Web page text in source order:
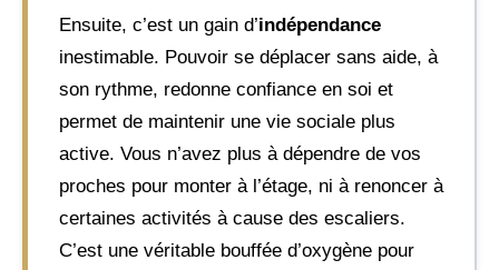
Ensuite, c’est un gain d’indépendance
inestimable. Pouvoir se déplacer sans aide, à
son rythme, redonne confiance en soi et
permet de maintenir une vie sociale plus
active. Vous n’avez plus à dépendre de vos
proches pour monter à l’étage, ni à renoncer à
certaines activités à cause des escaliers.
C’est une véritable bouffée d’oxygène pour